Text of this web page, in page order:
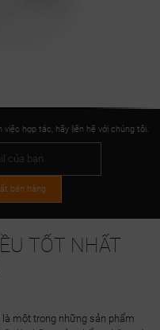
hợp tác, hãy liên hệ với chúng tôi.
bán hàng
TỐT NHẤT
một trong những sản phẩm